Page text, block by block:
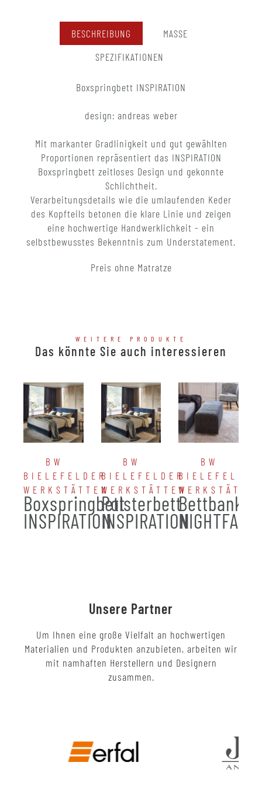
BESCHREIBUNG
MASSE
SPEZIFIKATIONEN
Boxspringbett INSPIRATION
design: andreas weber
Mit markanter Gradlinigkeit und gut gewählten
Proportionen repräsentiert das INSPIRATION
Boxspringbett zeitloses Design und gekonnte
Schlichtheit.
Verarbeitungsdetails wie die umlaufenden Keder
des Kopfteils betonen die klare Linie und zeigen
eine hochwertige Handwerklichkeit - ein
selbstbewusstes Bekenntnis zum Understatement.
Preis ohne Matratze
WEITERE PRODUKTE
Das könnte Sie auch interessieren
BW
BIELEFELDER
WERKSTÄTTEN
Boxspringbett
INSPIRATION
BW
BIELEFELDER
WERKSTÄTTEN
Polsterbett
INSPIRATION
BW
BIELEFELDER
Bettbank
NIGHTFALL
Unsere Partner
Um Ihnen eine große Vielfalt an hochwertigen
Materialien und Produkten anzubieten, arbeiten wir
mit namhaften Herstellern und Designern
zusammen.